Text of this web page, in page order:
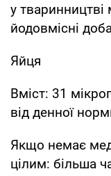
у
йодовмісні
Яйця
Вміст: 31
від денної
Якщо немає
цілим: більша